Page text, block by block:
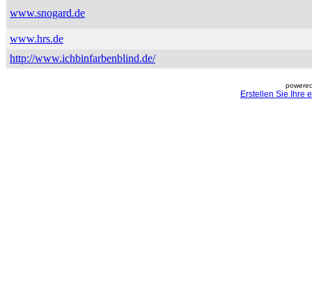
www.snogard.de
www.hrs.de
http://www.ichbinfarbenblind.de/
Erstellen Sie Ihre